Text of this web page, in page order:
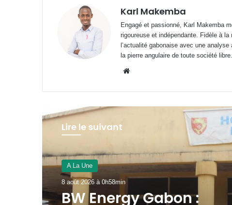
Karl Makemba
Engagé et passionné, Karl Makemba
rigoureuse et indépendante. Fidèle à
l’actualité gabonaise avec une
la pierre angulaire de toute société
Lire le suivant
A La Une
7 août 2026 à 16h50min
Gabon-Côte d’Ivoire :